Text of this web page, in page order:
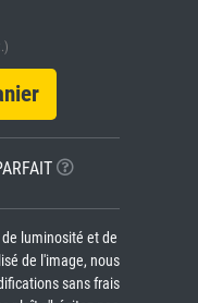
luminosité et de
de l'image, nous
sans frais